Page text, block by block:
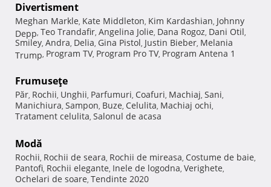
Divertisment
Meghan Markle, Kate Middleton, Kim Kardashian, Johnny
Depp, Teo Trandafir, Angelina Jolie, Dana Rogoz, Dani Otil,
Smiley, Andra, Delia, Gina Pistol, Justin Bieber, Melania
Trump, Program TV, Program Pro TV, Program Antena 1
Frumuseţe
Păr, Rochii, Unghii, Parfumuri, Coafuri, Machiaj, Sani,
Manichiura, Sampon, Buze, Celulita, Machiaj ochi,
Tratament celulita, Salonul de acasa
Modă
Rochii, Rochii de seara, Rochii de mireasa, Costume de baie,
Pantofi, Rochii elegante, Inele de logodna, Verighete,
Ochelari de soare, Tendinte 2020